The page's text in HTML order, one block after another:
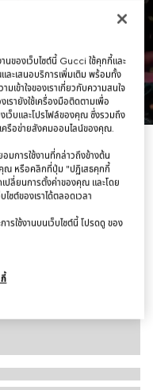
bag
นของเว็บไซต์นี้ Gucci ใช้คุกกี้และ
ะเสนอบริการเพิ่มเติม พร้อมทั้ง
เข้าใจของเราเกี่ยวกับความสนใจ
รายังใช้เครื่องมือติดตามเพื่อ
ว็บและโปรไฟล์ของคุณ ซึ่งรวมถึง
ครือข่ายสังคมออนไลน์ของคุณ.
การใช้งานที่กล่าวถึงข้างต้น
ณ หรือคลิกที่ปุ่ม "ปฏิเสธคุกกี้
ปลี่ยนการตั้งค่าของคุณ และโดย
ซต์ของเราได้ตลอดเวลา
รใช้งานบนเว็บไซต์นี้ โปรดดู ของ